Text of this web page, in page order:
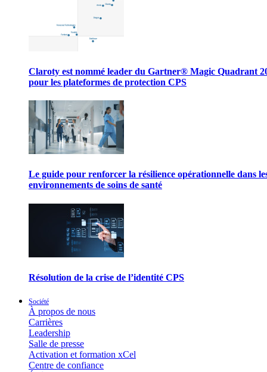
Claroty est nommé leader du Gartner® Magic Quadrant
pour les plateformes de protection CPS
Le guide pour renforcer la résilience opérationnelle dans
environnements de soins de santé
Résolution de la crise de l’identité CPS
Société
À propos de nous
Carrières
Leadership
Salle de presse
Activation et formation xCel
Centre de confiance